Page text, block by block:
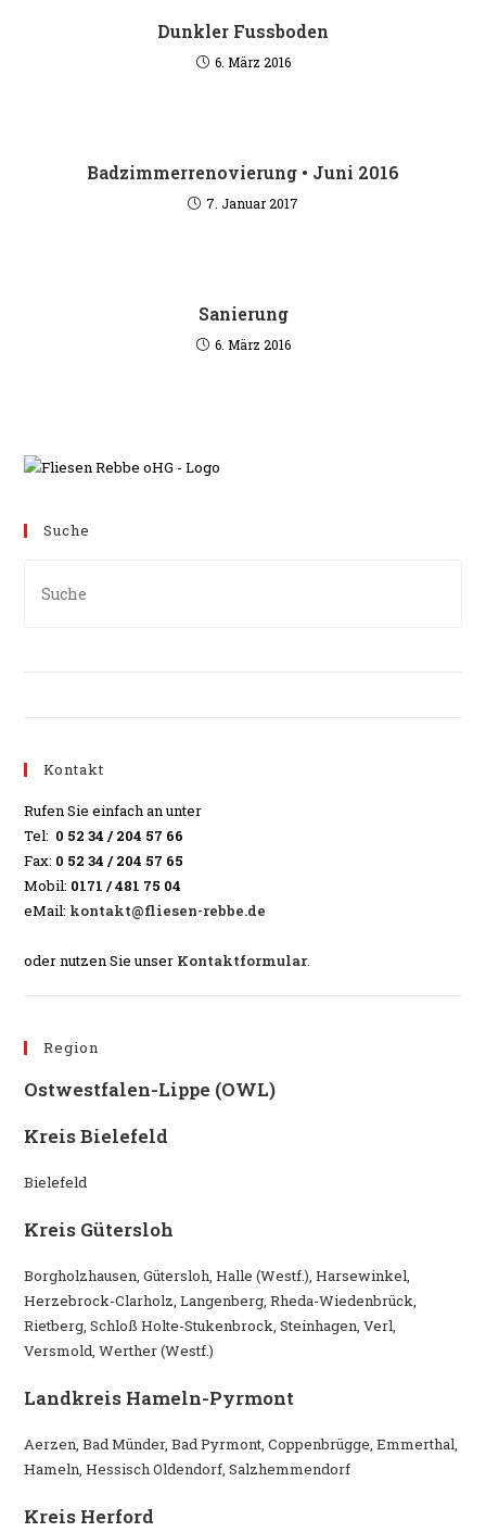
Dunkler Fussboden
6. März 2016
Badzimmerrenovierung • Juni 2016
7. Januar 2017
Sanierung
6. März 2016
Suche
Kontakt
Rufen Sie einfach an unter
Tel: 0 52 34 / 204 57 66
Fax: 0 52 34 / 204 57 65
Mobil: 0171 / 481 75 04
eMail: kontakt@fliesen-rebbe.de
oder nutzen Sie unser Kontaktformular.
Region
Ostwestfalen-Lippe (OWL)
Kreis Bielefeld
Bielefeld
Kreis Gütersloh
Borgholzhausen, Gütersloh, Halle (Westf.), Harsewinkel,
Herzebrock-Clarholz, Langenberg, Rheda-Wiedenbrück,
Rietberg, Schloß Holte-Stukenbrock, Steinhagen, Verl,
Versmold, Werther (Westf.)
Landkreis Hameln-Pyrmont
Aerzen, Bad Münder, Bad Pyrmont, Coppenbrügge, Emmerthal,
Hameln, Hessisch Oldendorf, Salzhemmendorf
Kreis Herford